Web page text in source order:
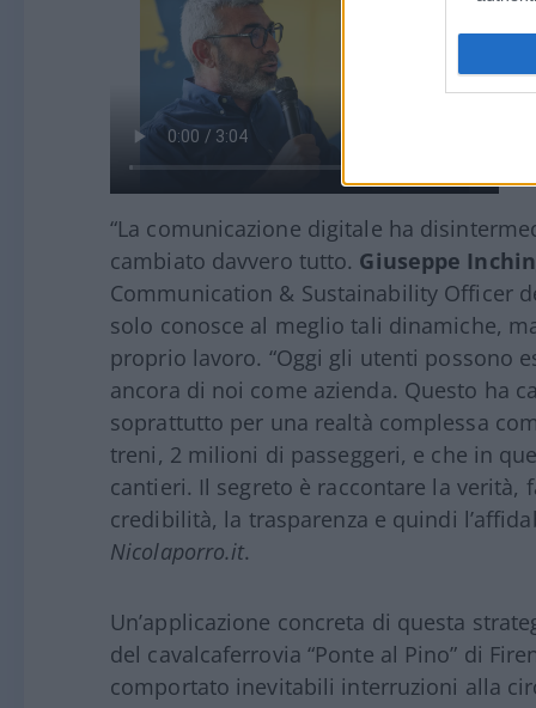
“La comunicazione digitale ha
cambiato davvero tutto. Giuseppe
Communication & Sustainability Officer
solo conosce al meglio tali dinamiche,
proprio lavoro. “Oggi gli utenti possono
ancora di noi come azienda. Questo ha
soprattutto per una realtà complessa
treni, 2 milioni di passeggeri, e che in
cantieri. Il segreto è raccontare la
credibilità, la trasparenza e quindi
Nicolaporro.it.
Un’applicazione concreta di questa
del cavalcaferrovia “Ponte al Pino” di
comportato inevitabili interruzioni alla